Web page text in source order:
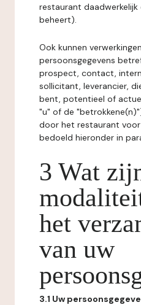
restaurant
beheert).
Ook kunnen
persoonsgegevens
prospect, contact,
sollicitant, leverancier,
bent, potentieel of
"u" of de
door het restaurant
bedoeld hieronder in
3 Wat
het
van uw
3.1 Uw